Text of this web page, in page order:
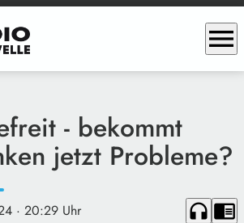
menu
- bekommt
jetzt Probleme?
· 20:29 Uhr headphones chrome_reader_mode